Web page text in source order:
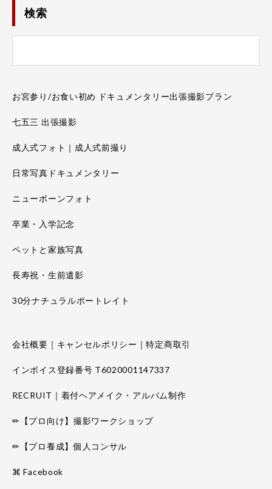
検索
お宮参り/お食い初め ドキュメンタリー出張撮影プラン
七五三 出張撮影
成人式フォト｜成人式前撮り
日常写真ドキュメンタリー
ニューボーンフォト
卒業・入学記念
ペットと家族写真
長寿祝・生前遺影
30分ナチュラルポートレイト
会社概要｜キャンセルポリシー｜特定商取引
インボイス登録番号 T6020001147337
RECRUIT｜着付ヘアメイク・アルバム制作
✏【プロ向け】撮影ワークショップ
✏【プロ養成】個人コンサル
⌘ Facebook